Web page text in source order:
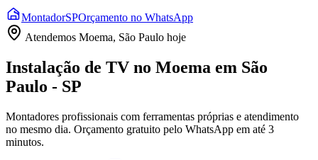
MontadorSPOrçamento no WhatsApp
Atendemos Moema, São Paulo hoje
Instalação de TV no Moema em São
Paulo - SP
Montadores profissionais com ferramentas próprias e atendimento
no mesmo dia. Orçamento gratuito pelo WhatsApp em até 3
minutos.